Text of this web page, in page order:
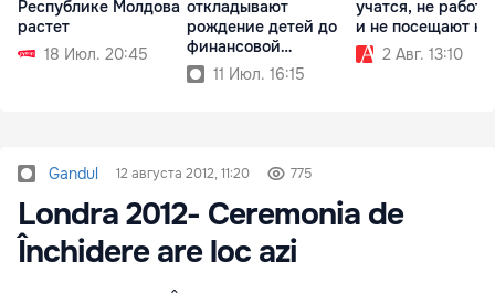
Республике Молдова
растет
18 Июл. 20:45
откладывают
рождение детей до
финансовой
стабильности
11 Июл. 16:15
учатся, не
и не посещают
2 Авг. 13:10
Gandul 12 августа 2012, 11:20 775
Londra 2012- Ceremonia de
Închidere are loc azi